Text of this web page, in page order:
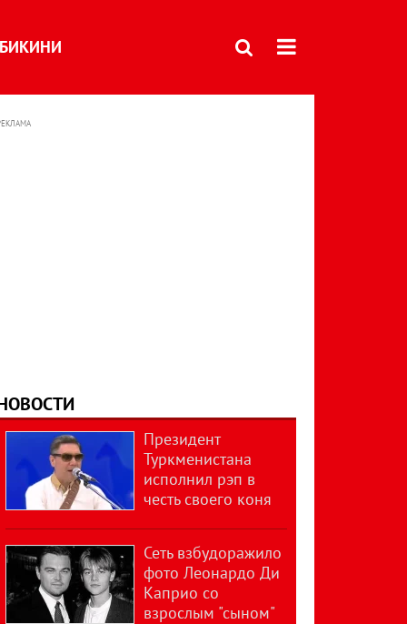
БИКИНИ
Президент
Туркменистана
исполнил рэп в
честь своего коня
Сеть взбудоражило
фото Леонардо Ди
Каприо со
взрослым "сыном"